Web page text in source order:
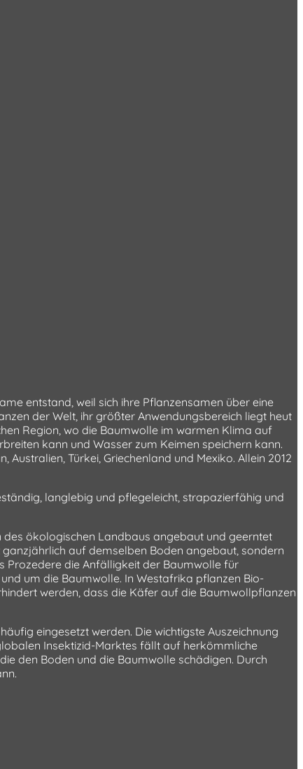
entstand, weil sich ihre Pflanzensamen über eine
der Welt, ihr größter Anwendungsbereich liegt heut
Region, wo die Baumwolle im warmen Klima auf
kann und Wasser zum Keimen speichern kann.
Australien, Türkei, Griechenland und Mexiko. Allein 2012
langlebig und pflegeleicht, strapazierfähig und
ökologischen Landbaus angebaut und geerntet
auf demselben Boden angebaut, sondern
Prozedere die Anfälligkeit der Baumwolle für
um die Baumwolle. In Westafrika pflanzen Bio-
werden, dass die Käfer auf die Baumwollpflanzen
eingesetzt werden. Die wichtigste Auszeichnung
Insektizid-Marktes fällt auf herkömmliche
den Boden und die Baumwolle schädigen. Durch